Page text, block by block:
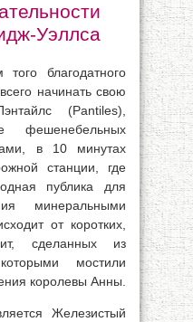
Уэллса
благодатного
начинать свою
(Pantiles),
фешенебельных
в 10 минутах
станции, где
публика для
минеральными
от коротких,
сделанных из
мостили
королевы Анны.
Железистый